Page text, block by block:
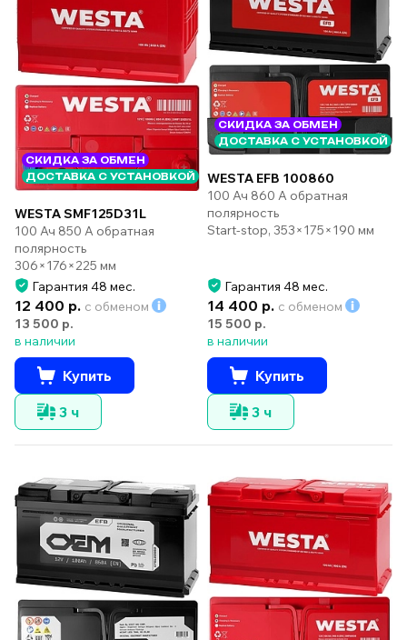
СКИДКА ЗА ОБМЕН
ДОСТАВКА С УСТАНОВКОЙ
WESTA SMF125D31L
100 Ач 850 А обратная
полярность
306×176×225 мм
Гарантия 48 мес.
12 400 р. с обменом
13 500 р.
в наличии
Купить
3 ч
СКИДКА ЗА ОБМЕН
ДОСТАВКА С УСТАНОВКОЙ
WESTA EFB 100860
100 Ач 860 А обратная
полярность
Start-stop, 353×175×190 мм
Гарантия 48 мес.
14 400 р. с обменом
15 500 р.
в наличии
Купить
3 ч